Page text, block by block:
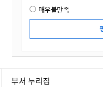
매우불만족
부서 누리집